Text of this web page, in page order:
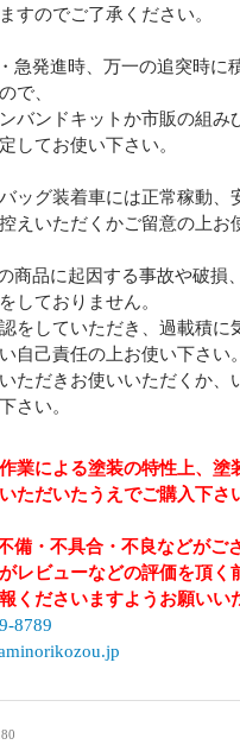
すのでご了承ください。
急発進時、万一の追突時に
で、
バンドキットか市販の組み
してお使い下さい。
ッグ装着車には正常稼動、
えいただくかご留意の上お
商品に起因する事故や破損
しておりません。
をしていただき、過載積に
自己責任の上お使い下さい。
ただきお使いいただくか、
さい。
業による塗装の特性上、塗
ただいたうえでご購入下さ
備・不具合・不良などがご
レビューなどの評価を頂く
くださいますようお願いい
8789